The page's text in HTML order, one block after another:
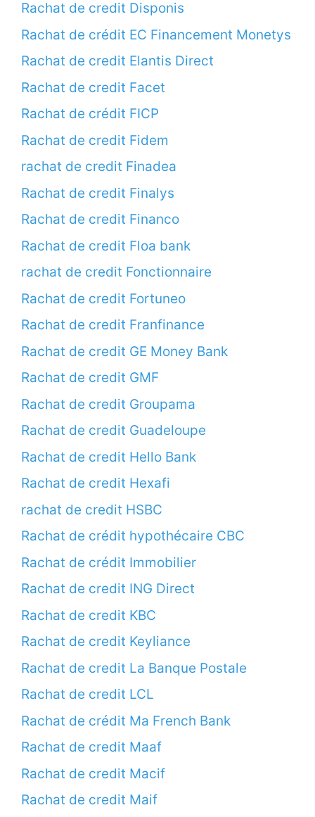
Rachat de credit Disponis
Rachat de crédit EC Financement Monetys
Rachat de credit Elantis Direct
Rachat de credit Facet
Rachat de crédit FICP
Rachat de credit Fidem
rachat de credit Finadea
Rachat de credit Finalys
Rachat de credit Financo
Rachat de credit Floa bank
rachat de credit Fonctionnaire
Rachat de credit Fortuneo
Rachat de credit Franfinance
Rachat de credit GE Money Bank
Rachat de credit GMF
Rachat de credit Groupama
Rachat de credit Guadeloupe
Rachat de credit Hello Bank
Rachat de credit Hexafi
rachat de credit HSBC
Rachat de crédit hypothécaire CBC
Rachat de crédit Immobilier
Rachat de credit ING Direct
Rachat de credit KBC
Rachat de credit Keyliance
Rachat de credit La Banque Postale
Rachat de credit LCL
Rachat de crédit Ma French Bank
Rachat de credit Maaf
Rachat de credit Macif
Rachat de credit Maif